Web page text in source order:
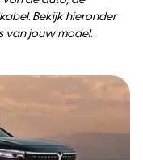
Bekijk hieronder
van jouw model.